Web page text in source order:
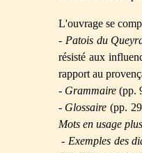
L'ouvrage se
- Patois du
résisté aux
rapport au
- Grammaire (pp.
- Glossaire (pp.
Mots en usage
- Exemples des